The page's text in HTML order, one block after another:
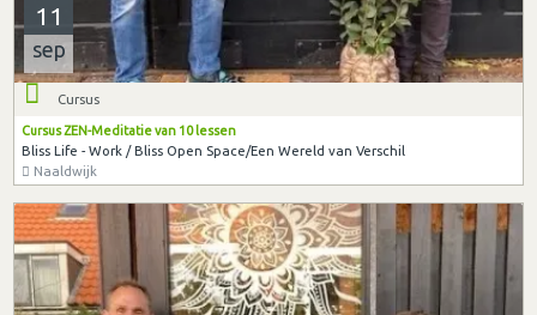
11
sep
Cursus
Cursus ZEN-Meditatie van 10 lessen
Bliss Life - Work / Bliss Open Space/Een Wereld van Verschil
Naaldwijk